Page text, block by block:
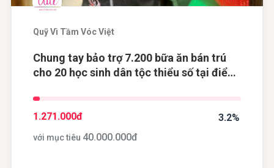
Quỹ Vì Tầm Vóc Việt
Chung tay bảo trợ 7.200 bữa ăn bán trú
cho 20 học sinh dân tộc thiểu số tại điểm
3.2%
1.271.000đ
với mục tiêu 40.000.000đ